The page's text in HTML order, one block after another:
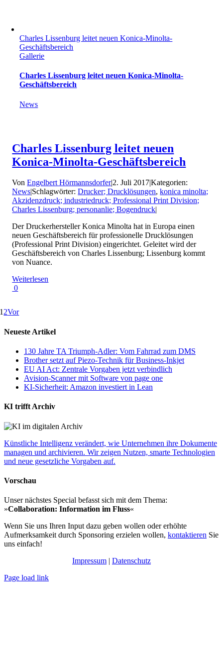
Charles Lissenburg leitet neuen Konica-Minolta-
Geschäftsbereich
Gallerie
Charles Lissenburg leitet neuen Konica-Minolta-
Geschäftsbereich
News
Charles Lissenburg leitet neuen
Konica-Minolta-Geschäftsbereich
VonEngelbert Hörmannsdorfer|2. Juli 2017|Kategorien:
News|Schlagwörter:Drucker; Drucklösungen,konica minolta;
Akzidenzdruck; industriedruck; Professional Print Division;
Charles Lissenburg; personanlie; Bogendruck|
Der Druckerhersteller Konica Minolta hat in Europa einen
neuen Geschäftsbereich für professionelle Drucklösungen
(Professional Print Division) eingerichtet. Geleitet wird der
Geschäftsbereich von Charles Lissenburg; Lissenburg kommt
von Nuance.
Weiterlesen
0
12Vor
Neueste Artikel
130 Jahre TA Triumph-Adler: Vom Fahrrad zum DMS
Brother setzt auf Piezo-Technik für Business-Inkjet
EU AI Act: Zentrale Vorgaben jetzt verbindlich
Avision-Scanner mit Software von page one
KI-Sicherheit: Amazon investiert in Lean
KI trifft Archiv
Künstliche Intelligenz verändert, wie Unternehmen ihre Dokumente
managen und archivieren. Wir zeigen Nutzen, smarte Technologien
und neue gesetzliche Vorgaben auf.
Vorschau
Unser nächstes Special befasst sich mit dem Thema:
»Collaboration: Information im Fluss«
Wenn Sie uns Ihren Input dazu geben wollen oder erhöhte
Aufmerksamkeit durch Sponsoring erzielen wollen, kontaktieren Sie
uns einfach!
Impressum | Datenschutz
Page load link